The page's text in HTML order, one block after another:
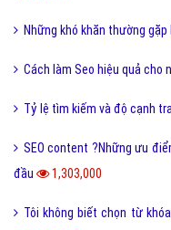
Những khó khăn thường gặp
Cách làm Seo hiệu quả cho
Tỷ lệ tìm kiếm và độ cạnh
SEO content ?Những ưu
đầu
1,303,000
Tôi không biết chọn từ